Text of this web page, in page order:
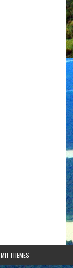
MH THEMES